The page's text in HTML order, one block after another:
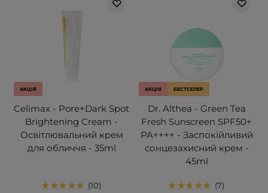
АКЦІЯ
Celimax - Pore+Dark Spot
Brightening Cream -
Освітлювальний крем
для обличчя - 35ml
10
АКЦІЯ БЕСТСЕЛЕР
Dr. Althea - Green Tea
Fresh Sunscreen SPF50+
PA++++ - Заспокійливий
сонцезахисний крем -
45ml
7